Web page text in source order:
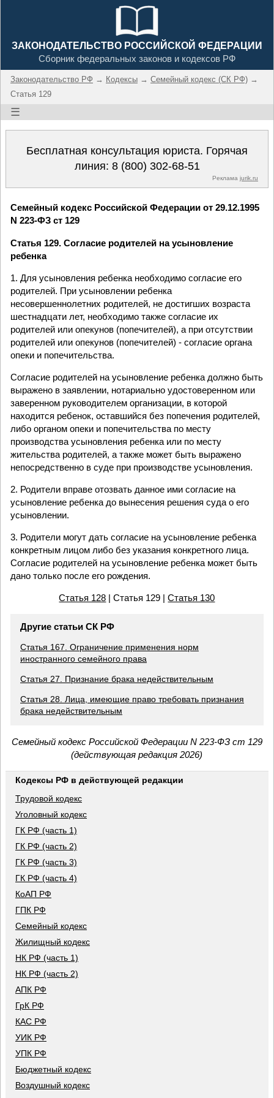
ЗАКОНОДАТЕЛЬСТВО РОССИЙСКОЙ ФЕДЕРАЦИИ
Сборник федеральных законов и кодексов РФ
Законодательство РФ → Кодексы → Семейный кодекс (СК РФ) →
Статья 129
☰
Бесплатная консультация юриста. Горячая
линия: 8 (800) 302-68-51
Реклама jurik.ru
Семейный кодекс Российской Федерации от 29.12.1995
N 223-ФЗ ст 129
Статья 129. Согласие родителей на усыновление
ребенка
1. Для усыновления ребенка необходимо согласие его
родителей. При усыновлении ребенка
несовершеннолетних родителей, не достигших возраста
шестнадцати лет, необходимо также согласие их
родителей или опекунов (попечителей), а при отсутствии
родителей или опекунов (попечителей) - согласие органа
опеки и попечительства.
Согласие родителей на усыновление ребенка должно быть
выражено в заявлении, нотариально удостоверенном или
заверенном руководителем организации, в которой
находится ребенок, оставшийся без попечения родителей,
либо органом опеки и попечительства по месту
производства усыновления ребенка или по месту
жительства родителей, а также может быть выражено
непосредственно в суде при производстве усыновления.
2. Родители вправе отозвать данное ими согласие на
усыновление ребенка до вынесения решения суда о его
усыновлении.
3. Родители могут дать согласие на усыновление ребенка
конкретным лицом либо без указания конкретного лица.
Согласие родителей на усыновление ребенка может быть
дано только после его рождения.
Статья 128 | Статья 129 |Статья 130
Другие статьи СК РФ
Статья 167. Ограничение применения норм
иностранного семейного права
Статья 27. Признание брака недействительным
Статья 28. Лица, имеющие право требовать признания
брака недействительным
Семейный кодекс Российской Федерации N 223-ФЗ ст 129
(действующая редакция 2026)
Кодексы РФ в действующей редакции
Трудовой кодекс
Уголовный кодекс
ГК РФ (часть 1)
ГК РФ (часть 2)
ГК РФ (часть 3)
ГК РФ (часть 4)
КоАП РФ
ГПК РФ
Семейный кодекс
Жилищный кодекс
НК РФ (часть 1)
НК РФ (часть 2)
АПК РФ
ГрК РФ
КАС РФ
УИК РФ
УПК РФ
Бюджетный кодекс
Воздушный кодекс